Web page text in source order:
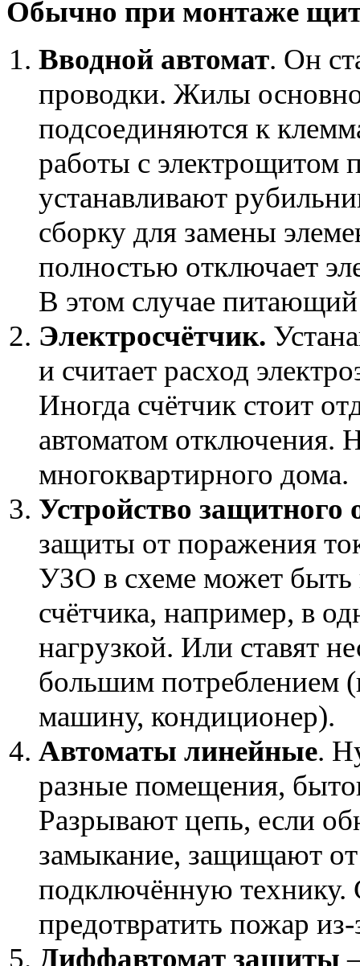
Обычно при монтаже
Вводной автомат. Он
проводки. Жилы
подсоединяются к
работы с электрощитом
устанавливают
сборку для замены
полностью отключает
В этом случае питающий
Электросчётчик.
и считает расход
Иногда счётчик стоит
автоматом отключения.
многоквартирного дома.
Устройство защитного
защиты от поражения
УЗО в схеме может быть
счётчика, например, в
нагрузкой. Или ставят
большим потреблением
машину, кондиционер).
Автоматы линейные.
разные помещения,
Разрывают цепь, если
замыкание, защищают
подключённую технику.
предотвратить пожар
Диффавтомат защиты